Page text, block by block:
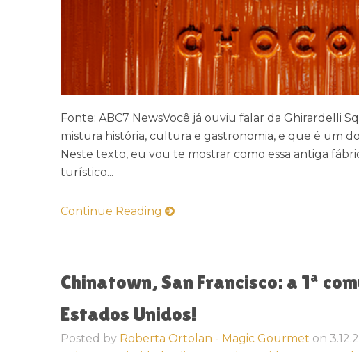
Fonte: ABC7 NewsVocê já ouviu falar da Ghirardelli
mistura história, cultura e gastronomia, e que é um
Neste texto, eu vou te mostrar como essa antiga
turístico...
Continue Reading
Chinatown, San Francisco: a 1ª
Estados Unidos!
Posted by Roberta Ortolan - Magic Gourmet on